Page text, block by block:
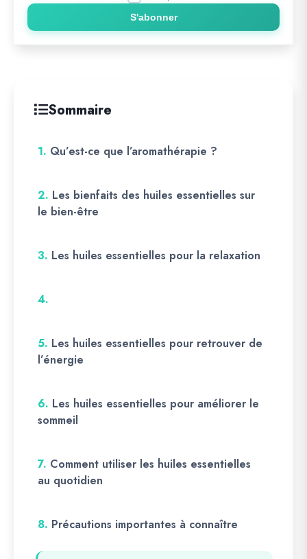
S'abonner
Sommaire
1. Qu’est-ce que l’aromathérapie ?
2. Les bienfaits des huiles essentielles sur
le bien-être
3. Les huiles essentielles pour la relaxation
4.
5. Les huiles essentielles pour retrouver de
l’énergie
6. Les huiles essentielles pour améliorer le
sommeil
7. Comment utiliser les huiles essentielles
au quotidien
8. Précautions importantes à connaître